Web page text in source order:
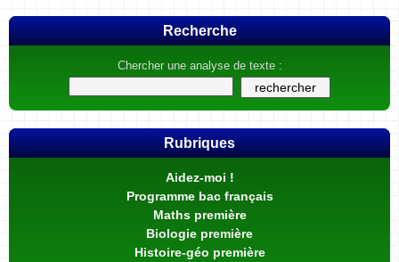
Recherche
Chercher une analyse de texte :
Rubriques
Aidez-moi !
Programme bac français
Maths première
Biologie première
Histoire-géo première